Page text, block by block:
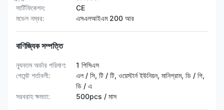
সার্টিফিকেশন:
CE
মডেল নম্বর:
এসএলআইএম 200 আর
বাণিজ্যিক সম্পত্তি
ন্যূনতম অর্ডার পরিমাণ:
1 পিসিএস
পেমেন্ট শর্তাবলী:
এল / সি, টি / টি, ওয়েস্টার্ন ইউনিয়ন, মানিগ্রাম, ডি / পি,
ডি / এ
সরবরাহ ক্ষমতা:
500pcs / মাস